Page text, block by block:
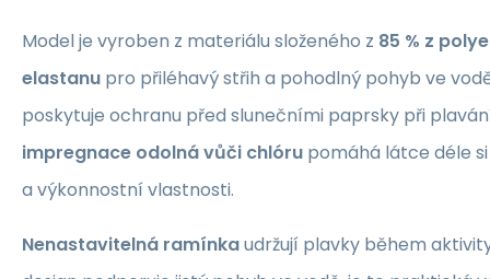
Model je vyroben z materiálu složeného z 85 % z
elastanu pro přiléhavý střih a pohodlný pohyb ve
poskytuje ochranu před slunečními paprsky při
impregnace odolná vůči chlóru pomáhá látce déle
a výkonnostní vlastnosti.
Nenastavitelná ramínkaudržují plavky během